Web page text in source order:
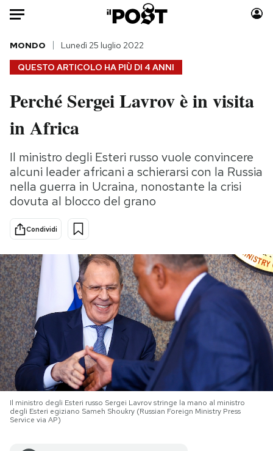
Auto
HOME
Italia
Politica
Tecnologia
Internet
Scienza
Cultura
Economia
Moda
Storie/Idee
Ok Boomer!
Media
Europa
PODCAST
NEWSLETTER
I MIEI PREFERITI
SHOP
QUESTO ARTICOLO HA PIÙ DI 4 ANNI
MONDO Lunedì 25 luglio 2022
Perché Sergei Lavrov è in visita
in Africa
Il ministro degli Esteri russo vuole convincere
alcuni leader africani a schierarsi con la Russia
nella guerra in Ucraina, nonostante la crisi
dovuta al blocco del grano
Condividi
Il ministro degli Esteri russo Sergei Lavrov stringe la mano al ministro
degli Esteri egiziano Sameh Shoukry (Russian Foreign Ministry Press
Service via AP)